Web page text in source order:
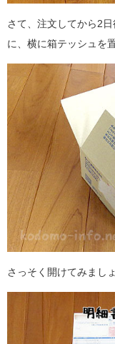
さて、注文してから 2
に、横に箱テッシュを
さっそく開けてみまし